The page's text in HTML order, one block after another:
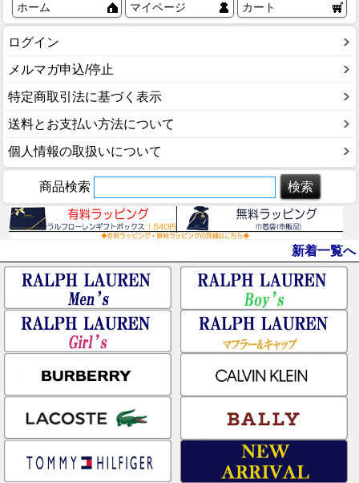
ホーム マイページ カート
ログイン
メルマガ申込/停止
特定商取引法に基づく表示
送料とお支払い方法について
個人情報の取扱いについて
商品検索
新着一覧へ